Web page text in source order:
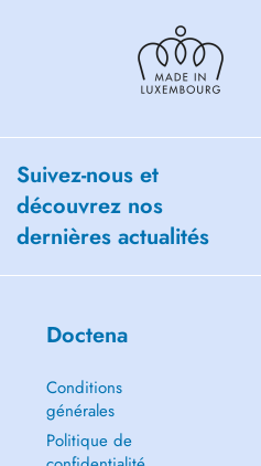
Suivez-nous et
découvrez nos
dernières actualités
Doctena
Conditions
générales
Politique de